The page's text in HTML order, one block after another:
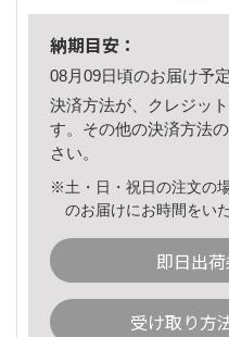
納期目安：
08月09日頃のお届け予定
決済方法が、クレジッ
す。その他の決済方法
さい。
※土・日・祝日の注文の
のお届けにお時間をい
即日出
受け取り方